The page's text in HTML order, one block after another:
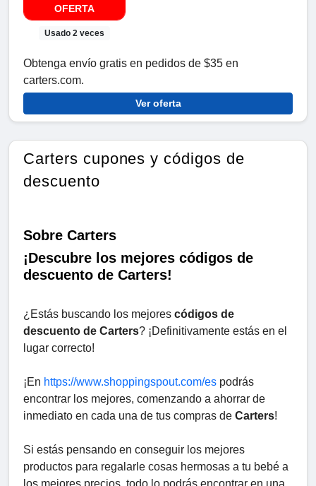
OFERTA
Usado 2 veces
Obtenga envío gratis en pedidos de $35 en
carters.com.
Ver oferta
Carters cupones y códigos de
descuento
Sobre Carters
¡Descubre los mejores códigos de
descuento de Carters!
¿Estás buscando los mejores códigos de
descuento de Carters? ¡Definitivamente estás en el
lugar correcto!
¡En https://www.shoppingspout.com/es podrás
encontrar los mejores, comenzando a ahorrar de
inmediato en cada una de tus compras de Carters!
Si estás pensando en conseguir los mejores
productos para regalarle cosas hermosas a tu bebé a